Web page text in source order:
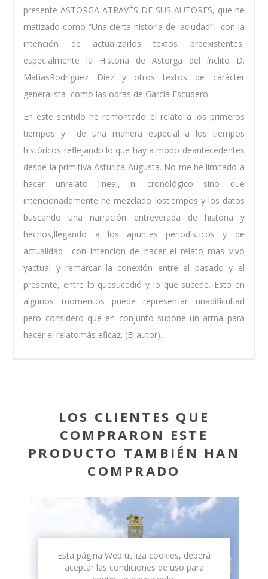
presente ASTORGA ATRAVÉS DE SUS AUTORES, que he
matizado como “Una cierta historia de laciudad”, con la
intención de actualizarlos textos preexistentes,
especialmente la Historia de Astorga del ínclito D.
MatíasRodríguez Díez y otros textos de carácter
generalista como las obras de García Escudero.
En este sentido he remontado el relato a los primeros
tiempos y de una manera especial a los tiempos
históricos reflejando lo que hay a modo deantecedentes
desde la primitiva Astúrica Augusta. No me he limitado a
hacer unrelato lineal, ni cronológico sino que
intencionadamente he mezclado lostiempos y los datos
buscando una narración entreverada de historia y
hechos,llegando a los apuntes periodísticos y de
actualidad con intención de hacer el relato más vivo
yactual y remarcar la conexión entre el pasado y el
presente, entre lo quesucedió y lo que sucede. Esto en
algunos momentos puede representar unadificultad
pero considero que en conjunto supone un arma para
hacer el relatomás eficaz. (El autor).
LOS CLIENTES QUE
COMPRARON ESTE
PRODUCTO TAMBIÉN HAN
COMPRADO
Esta página Web utiliza cookies, deberá
aceptar las condiciones de uso para